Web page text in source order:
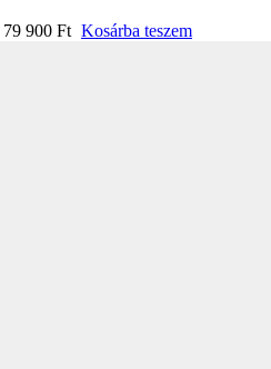
79 900 Ft Kosárba teszem